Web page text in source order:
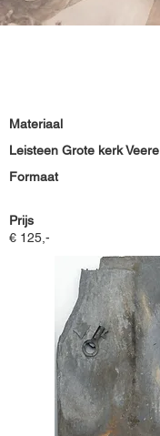
Materiaal
Leisteen Grote kerk Veere
Formaat
Prijs
€ 125,-